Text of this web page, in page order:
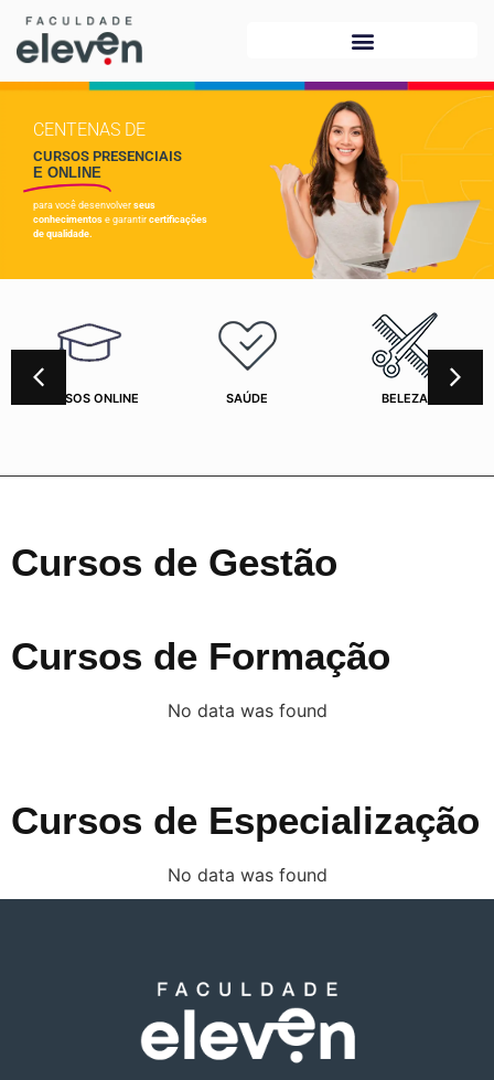
CENTENAS DE
CURSOS PRESENCIAIS
E ONLINE
para você desenvolver seus
conhecimentos e garantir certificações
de qualidade.
CURSOS ONLINE SAÚDE BELEZA
Cursos de Gestão
Cursos de Formação
No data was found
Cursos de Especialização
No data was found